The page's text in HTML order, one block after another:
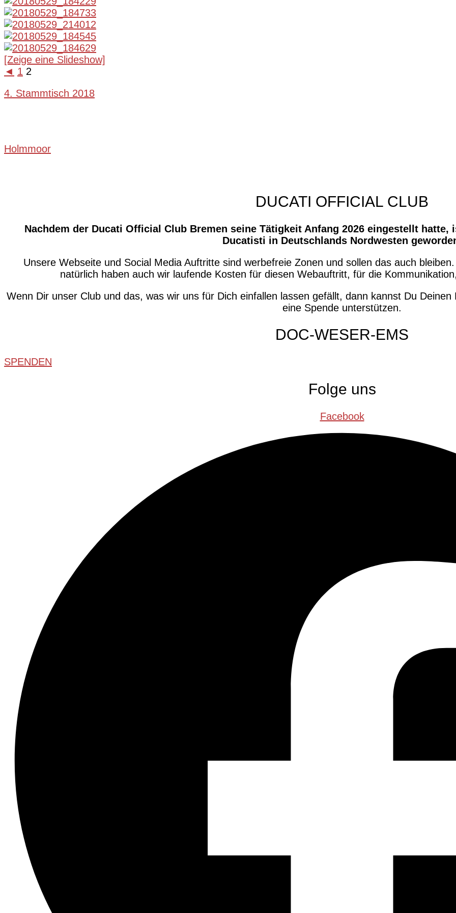
[Zeige eine Slideshow]
◄ 1 2
4. Stammtisch 2018
Holmmoor
DUCATI OFFICIAL CLUB
Nachdem der Ducati Official Club Bremen seine Tätigkeit Anfang 2026 eingestellt hatte,
Ducatisti in Deutschlands Nordwesten
Unsere Webseite und Social Media Auftritte sind werbefreie Zonen und sollen das auch
natürlich haben auch wir laufende Kosten für diesen Webauftritt, für die
Wenn Dir unser Club und das, was wir uns für Dich einfallen lassen gefällt, dann kannst Du
eine Spende unterstützen.
DOC-WESER-EMS
SPENDEN
Folge uns
Facebook